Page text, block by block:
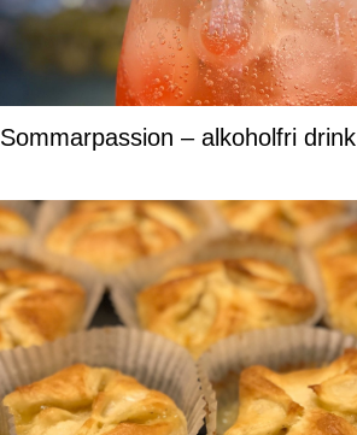
Sommarpassion – alkoholfri drink